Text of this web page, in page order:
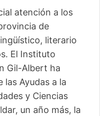
atención a los
de
literario
El Instituto
Gil-Albert ha
las Ayudas a la
y Ciencias
un año más, la